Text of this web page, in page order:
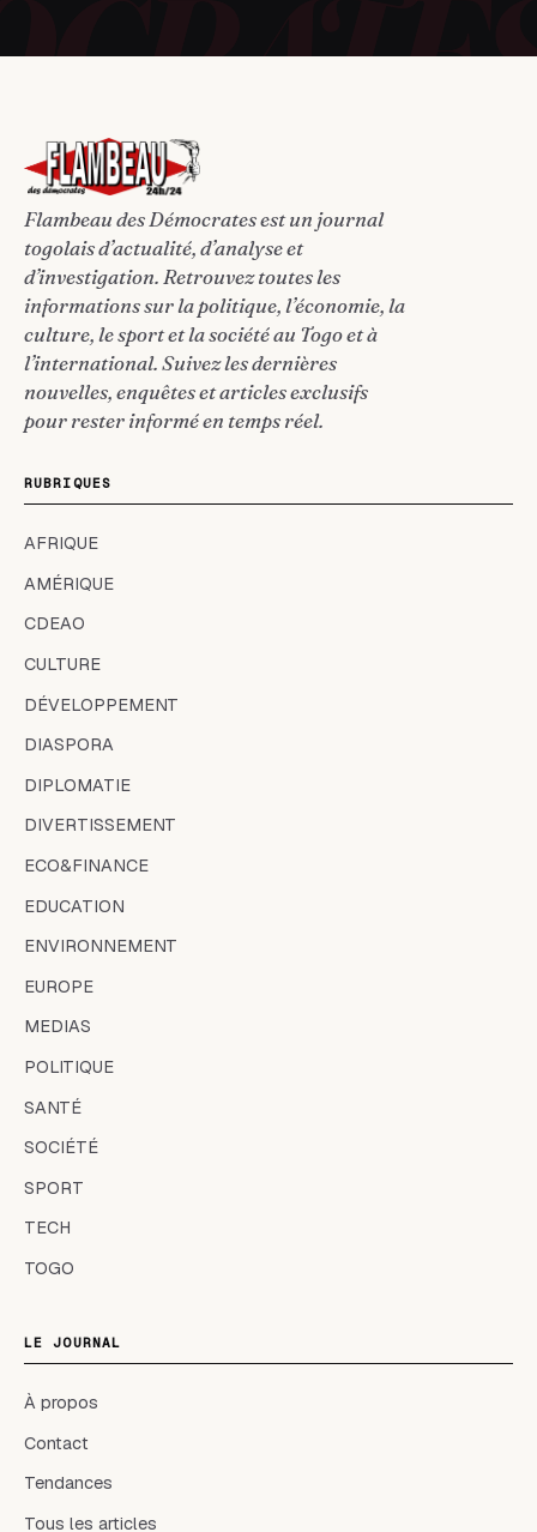
Flambeau des Démocrates est un journal
togolais d’actualité, d’analyse et
d’investigation. Retrouvez toutes les
informations sur la politique, l’économie, la
culture, le sport et la société au Togo et à
l’international. Suivez les dernières
nouvelles, enquêtes et articles exclusifs
pour rester informé en temps réel.
RUBRIQUES
AFRIQUE
AMÉRIQUE
CDEAO
CULTURE
DÉVELOPPEMENT
DIASPORA
DIPLOMATIE
DIVERTISSEMENT
ECO&FINANCE
EDUCATION
ENVIRONNEMENT
EUROPE
MEDIAS
POLITIQUE
SANTÉ
SOCIÉTÉ
SPORT
TECH
TOGO
LE JOURNAL
À propos
Contact
Tendances
Tous les articles